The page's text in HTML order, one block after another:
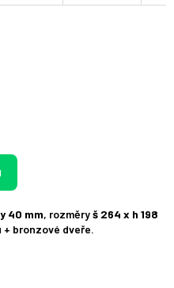
40 mm, rozměryš 264 x h 198
+ bronzové dveře.